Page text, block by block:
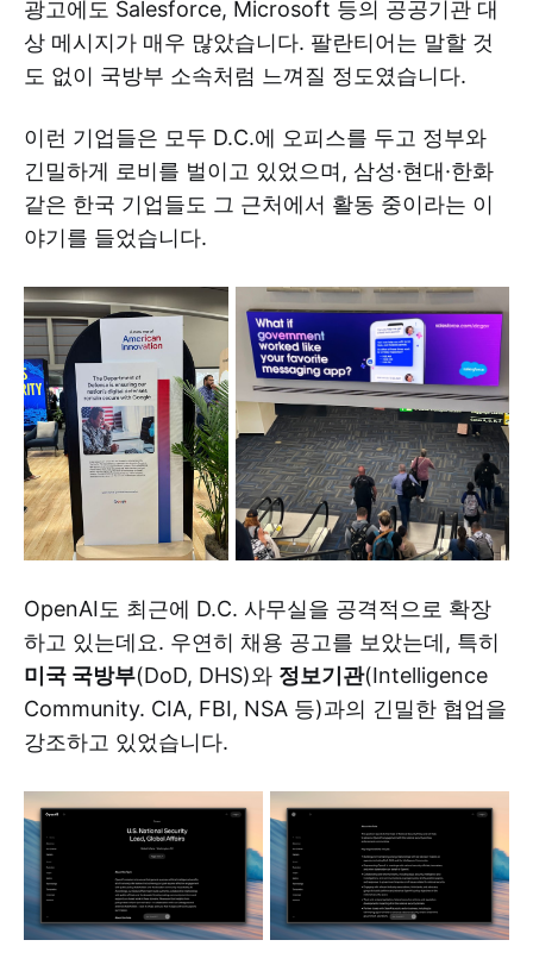
광고에도 Salesforce, Microsoft 등의 공공기관 대
상 메시지가 매우 많았습니다. 팔란티어는 말할 것
도 없이 국방부 소속처럼 느껴질 정도였습니다.
이런 기업들은 모두 D.C.에 오피스를 두고 정부와
긴밀하게 로비를 벌이고 있었으며, 삼성·현대·한화
같은 한국 기업들도 그 근처에서 활동 중이라는 이
야기를 들었습니다.
OpenAI도 최근에 D.C. 사무실을 공격적으로 확장
하고 있는데요. 우연히 채용 공고를 보았는데, 특히
미국 국방부(DoD, DHS)와 정보기관(Intelligence
Community. CIA, FBI, NSA 등)과의 긴밀한 협업을
강조하고 있었습니다.